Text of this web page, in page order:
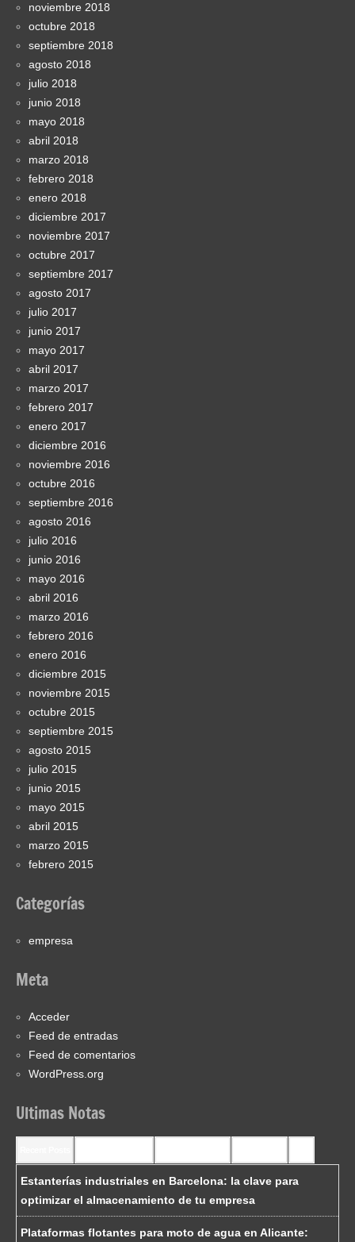
noviembre 2018
octubre 2018
septiembre 2018
agosto 2018
julio 2018
junio 2018
mayo 2018
abril 2018
marzo 2018
febrero 2018
enero 2018
diciembre 2017
noviembre 2017
octubre 2017
septiembre 2017
agosto 2017
julio 2017
junio 2017
mayo 2017
abril 2017
marzo 2017
febrero 2017
enero 2017
diciembre 2016
noviembre 2016
octubre 2016
septiembre 2016
agosto 2016
julio 2016
junio 2016
mayo 2016
abril 2016
marzo 2016
febrero 2016
enero 2016
diciembre 2015
noviembre 2015
octubre 2015
septiembre 2015
agosto 2015
julio 2015
junio 2015
mayo 2015
abril 2015
marzo 2015
febrero 2015
Categorías
empresa
Meta
Acceder
Feed de entradas
Feed de comentarios
WordPress.org
Ultimas Notas
Estanterías industriales en Barcelona: la clave para
optimizar el almacenamiento de tu empresa
Plataformas flotantes para moto de agua en Alicante: